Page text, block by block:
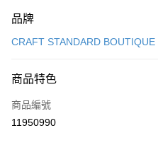
信用卡一次付款
3 期 0 利率 每期
合作金庫商業銀行
上海商業儲蓄銀行
超商取貨付款
LINE Pay
品牌
CRAFT STANDARD BOUTIQUE
商品特色
商品編號
11950990